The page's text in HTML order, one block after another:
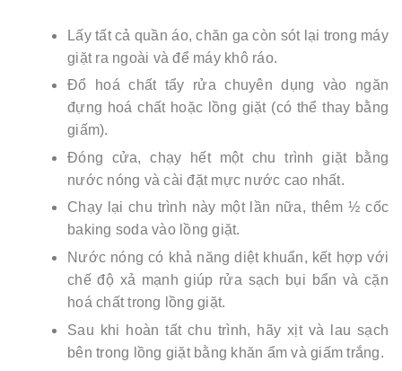
Lấy tất cả quần áo, chăn ga còn sót lại trong máy
giặt ra ngoài và để máy khô ráo.
Đổ hoá chất tẩy rửa chuyên dụng vào ngăn
đựng hoá chất hoặc lồng giặt (có thể thay bằng
giấm).
Đóng cửa, chạy hết một chu trình giặt bằng
nước nóng và cài đặt mực nước cao nhất.
Chạy lại chu trình này một lần nữa, thêm ½ cốc
baking soda vào lồng giặt.
Nước nóng có khả năng diệt khuẩn, kết hợp với
chế độ xả mạnh giúp rửa sạch bụi bẩn và cặn
hoá chất trong lồng giặt.
Sau khi hoàn tất chu trình, hãy xịt và lau sạch
bên trong lồng giặt bằng khăn ẩm và giấm trắng.